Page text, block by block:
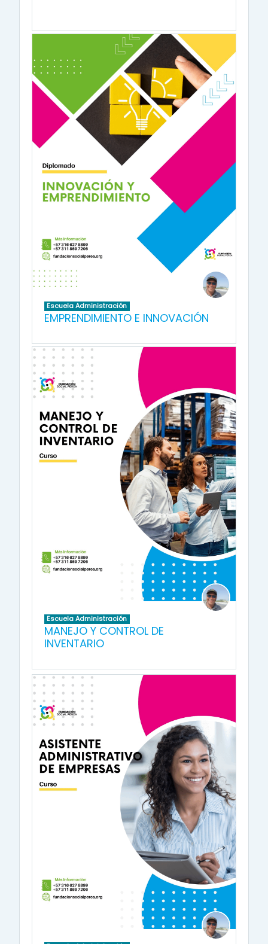
Escuela Administración
EMPRENDIMIENTO E INNOVACIÓN
Escuela Administración
MANEJO Y CONTROL DE
INVENTARIO